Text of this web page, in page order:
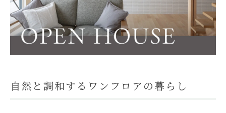
自然と調和するワンフロアの暮らし